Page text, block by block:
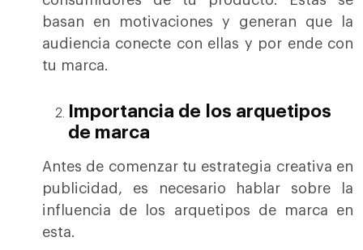
basan en motivaciones y generan que la
audiencia conecte con ellas y por ende con
tu marca.
Importancia de los arquetipos
de marca
Antes de comenzar tu estrategia creativa en
publicidad, es necesario hablar sobre la
influencia de los arquetipos de marca en
esta.